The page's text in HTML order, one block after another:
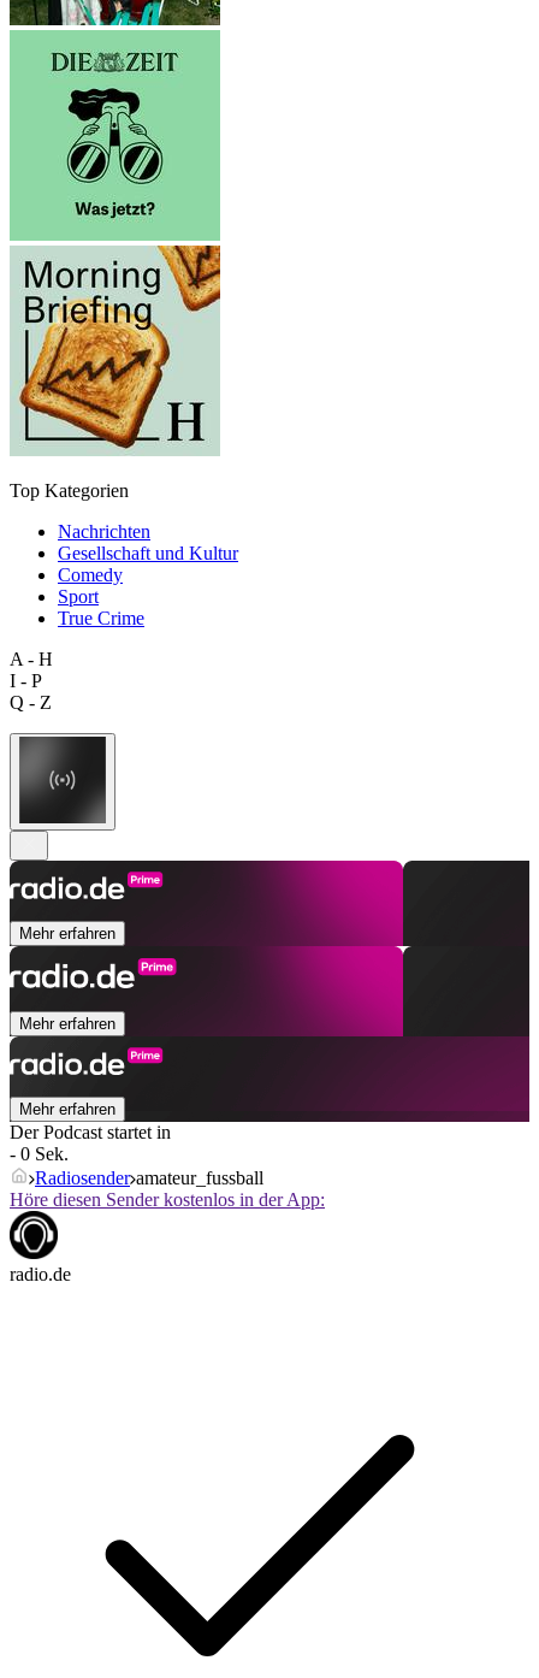
Top Kategorien
Nachrichten
Gesellschaft und Kultur
Comedy
Sport
True Crime
A - H
I - P
Q - Z
Mehr erfahren
Mehr erfahren
Mehr erfahren
Der Podcast startet in
- 0 Sek.
Radiosender amateur_fussball
Höre diesen Sender kostenlos in der App:
radio.de